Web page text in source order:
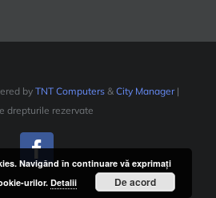
byTNT Computers& City Manager|
drepturile rezervate
Facebook
Navigând în continuare vă exprimaţi
urilor. Detalii De acord